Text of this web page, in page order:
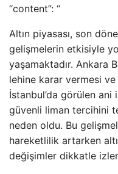
“content”: “
Altın piyasası, son
gelişmelerin etkisiyle
yaşamaktadır. Ankara
lehine karar vermesi ve
İstanbul’da görülen ani
güvenli liman tercihini
neden oldu. Bu
hareketlilik artarken
değişimler dikkatle